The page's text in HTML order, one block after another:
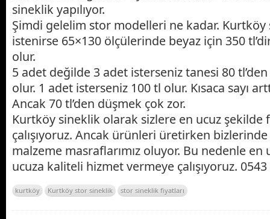
sineklik yapılıyor.
Şimdi gelelim stor modelleri ne kadar.
istenirse 65×130 ölçülerinde beyaz için 350
olur.
5 adet değilde 3 adet isterseniz tanesi 80
olur. 1 adet isterseniz 100 tl olur. Kısaca sayı
Ancak 70 tl’den düşmek çok zor.
Kurtköy sineklik olarak sizlere en ucuz şekilde
çalışıyoruz. Ancak ürünleri üretirken
malzeme masraflarımız oluyor. Bu nedenle
ucuza kaliteli hizmet vermeye çalışıyoruz.
kurtköy Kurtköy stor sineklik stor sineklik fiyatları